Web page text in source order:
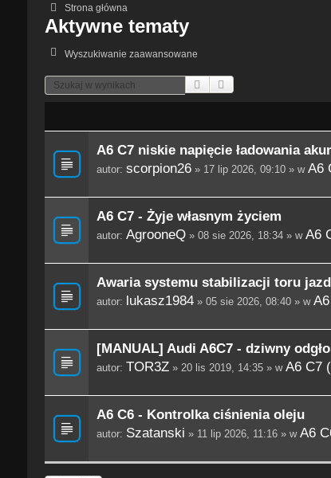
Strona główna
Aktywne tematy
Wyszukiwanie zaawansowane
Szukaj
A6 C7 niskie napięcie ładowania
autor: scorpion26» 17 lip 2026, 09:10 » w A6
A6 C7 - Żyje własnym życiem
autor: AgrooneQ» 08 sie 2026, 18:34 » w A6
Awaria systemu stabilizacji toru
autor: lukasz1984» 05 sie 2026, 08:40 » w
[MANUAL] Audi A6C7 - dziwny
autor: TOR3Z» 20 lis 2019, 14:35 » w A6 C7
A6 C6 - Kontrolka ciśnienia oleju
autor: Szatanski » 11 lip 2026, 11:16 » w A6